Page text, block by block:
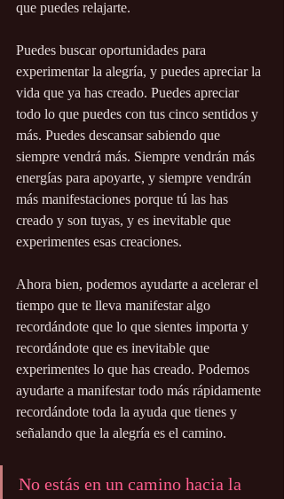
que puedes relajarte.
Puedes buscar oportunidades para
experimentar la alegría, y puedes apreciar la
vida que ya has creado. Puedes apreciar
todo lo que puedes con tus cinco sentidos y
más. Puedes descansar sabiendo que
siempre vendrá más. Siempre vendrán más
energías para apoyarte, y siempre vendrán
más manifestaciones porque tú las has
creado y son tuyas, y es inevitable que
experimentes esas creaciones.
Ahora bien, podemos ayudarte a acelerar el
tiempo que te lleva manifestar algo
recordándote que lo que sientes importa y
recordándote que es inevitable que
experimentes lo que has creado. Podemos
ayudarte a manifestar todo más rápidamente
recordándote toda la ayuda que tienes y
señalando que la alegría es el camino.
No estás en un camino hacia la